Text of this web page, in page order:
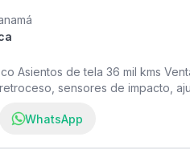
Asientos de tela 36 mil kms
sensores de impacto,
conductor y pasajeros,
en el timón, entradas usb,
a Bahía Motors (Concesionario
WhatsApp